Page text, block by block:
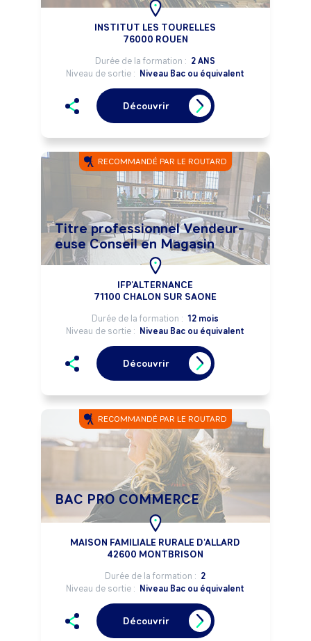
INSTITUT LES TOURELLES
76000 ROUEN
Durée de la formation : 2 ANS
Niveau de sortie : Niveau Bac ou équivalent
Découvrir
RECOMMANDÉ PAR LE ROUTARD
Titre professionnel Vendeur-
euse Conseil en Magasin
IFP'ALTERNANCE
71100 CHALON SUR SAONE
Durée de la formation : 12 mois
Niveau de sortie : Niveau Bac ou équivalent
Découvrir
RECOMMANDÉ PAR LE ROUTARD
BAC PRO COMMERCE
MAISON FAMILIALE RURALE D'ALLARD
42600 MONTBRISON
Durée de la formation : 2
Niveau de sortie : Niveau Bac ou équivalent
Découvrir